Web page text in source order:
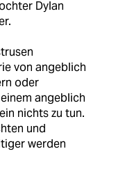
Dylan
von angeblich
oder
angeblich
nichts zu tun.
und
werden